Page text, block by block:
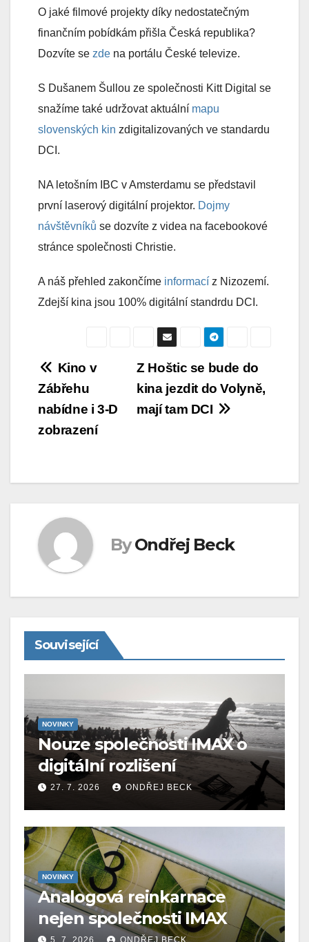
O jaké filmové projekty díky nedostatečným
finančním pobídkám přišla Česká republika?
Dozvíte se zde na portálu České televize.
S Dušanem Šullou ze společnosti Kitt Digital se
snažíme také udržovat aktuální mapu
slovenských kin zdigitalizovaných ve standardu
DCI.
NA letošním IBC v Amsterdamu se představil
první laserový digitální projektor. Dojmy
návštěvníků se dozvíte z videa na facebookové
stránce společnosti Christie.
A náš přehled zakončíme informací z Nizozemí.
Zdejší kina jsou 100% digitální standrdu DCI.
Navigace
pro
příspěvek
Z Hoštic se bude do
kina jezdit do Volyně,
mají tam DCI
Kino v
Zábřehu
nabídne i 3-D
zobrazení
By Ondřej Beck
Související
NOVINKY
Nouze společnosti IMAX o
digitální rozlišení
27. 7. 2026 ONDŘEJ BECK
NOVINKY
Analogová reinkarnace
nejen společnosti IMAX
5. 7. 2026 ONDŘEJ BECK